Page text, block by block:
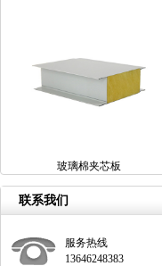
玻璃棉夹芯板
联系我们
服务热线
13646248383